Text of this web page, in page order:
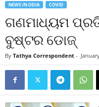
NEWS IN ODIA COVID
ଗଣମାଧ୍ୟମ
ବୁଷ୍ଟର ଡୋଜ୍‍
By Tathya Correspondent -